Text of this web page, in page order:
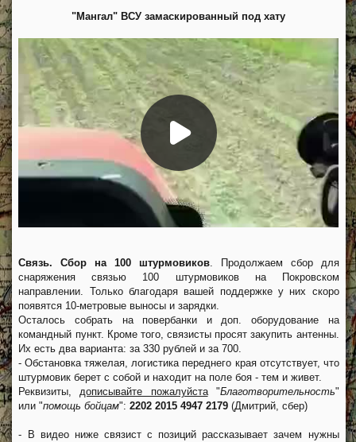
"Мангал" ВСУ замаскированный под хату
Связь. Сбор на 100 штурмовиков. Продолжаем сбор для
снаряжения связью 100 штурмовиков на Покровском
направлении. Только благодаря вашей поддержке у них скоро
появятся 10-метровые выносы и зарядки.
Осталось собрать на повербанки и доп. оборудование на
командный пункт. Кроме того, связисты просят закупить антенны.
Их есть два варианта: за 330 рублей и за 700.
- Обстановка тяжелая, логистика переднего края отсутствует, что
штурмовик берет с собой и находит на поле боя - тем и живет.
Реквизиты, дописывайте пожалуйста"Благотворительность"
или "помощь бойцам":2202 2015 4947 2179 (Дмитрий, сбер)
- В видео ниже связист с позиций рассказывает зачем нужны